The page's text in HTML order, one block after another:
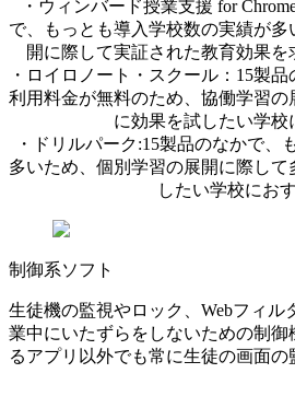
・ウィンバード授業支援 for
で、もっとも導入学校数の実績が
開に際して実証された教育効果
・ロイロノート・スクール：15製
利用料金が無料のため、協働学習
に効果を試したい学校
・ドリルパーク:15製品のなかで、
多いため、個別学習の展開に際し
したい学校にお
制御系ソフト
生徒機の監視やロック、Webフィル
業中にいたずらをしないための制
るアプリ以外でも常に生徒の画面の